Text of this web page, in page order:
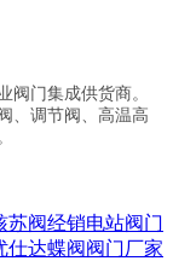
阀门集成供货商。
、调节阀、高温高
苏阀经销电站阀门
仕达蝶阀阀门厂家